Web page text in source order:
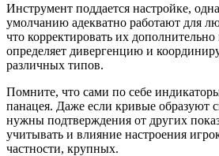
Инструмент поддается настройке,
умолчанию адекватно работают для
что корректировать их
определяет дивергенцию и
различных типов.
Помните, что сами по себе
панацея. Даже если кривые образуют
нужны подтверждения от других
учитывать и влияние настроения
частности, крупных.